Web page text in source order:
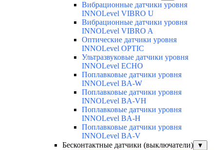
Вибрационные датчики уровня
INNOLevel VIBRO U
Вибрационные датчики уровня
INNOLevel VIBRO A
Оптические датчики уровня
INNOLevel OPTIC
Ультразвуковые датчики уровня
INNOLevel ECHO
Поплавковые датчики уровня
INNOLevel BA-W
Поплавковые датчики уровня
INNOLevel BA-VH
Поплавковые датчики уровня
INNOLevel BA-H
Поплавковые датчики уровня
INNOLevel BA-V
Бесконтактные датчики (выключатели)
▼